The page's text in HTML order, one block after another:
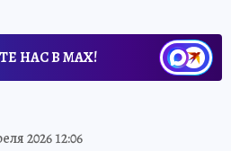
НАС В МАХ!
2026 12:06